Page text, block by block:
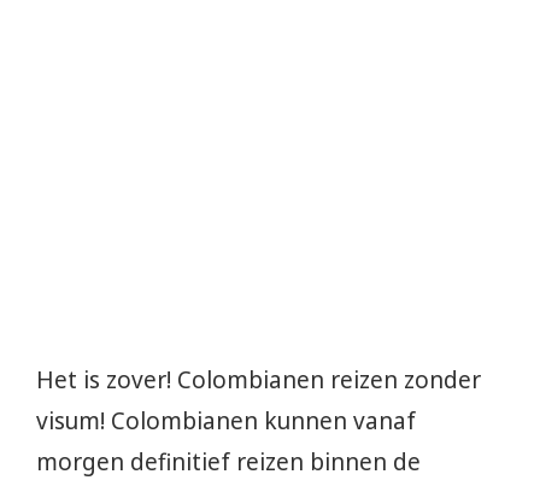
Het is zover! Colombianen reizen zonder
visum! Colombianen kunnen vanaf
morgen definitief reizen binnen de